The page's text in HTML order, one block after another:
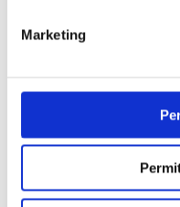
Marketing
plataforma única que
Después de la
encuestados
componente clave